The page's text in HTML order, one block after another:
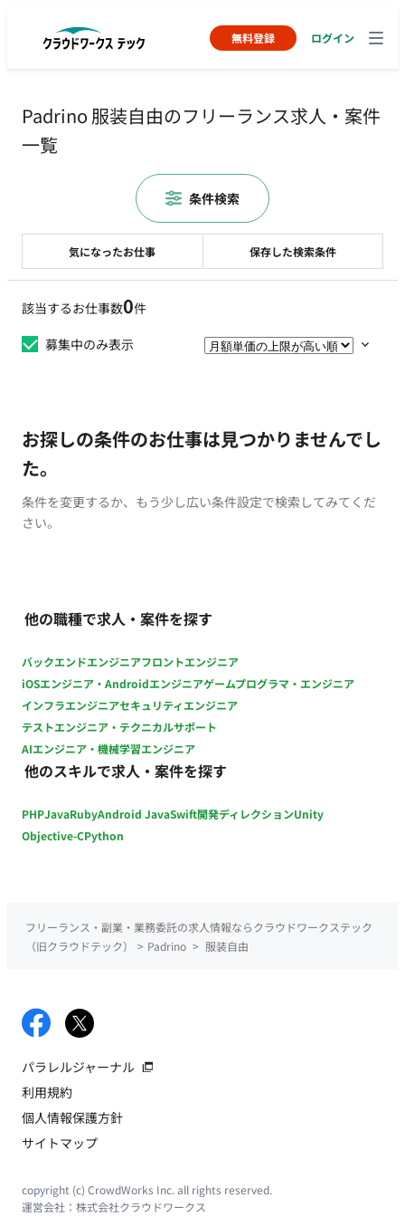
無料登録 ログイン
Padrino 服装自由のフリーランス求人・案件
一覧
該当するお仕事数0件
募集中のみ表示
お探しの条件のお仕事は見つかりませんでし
た。
条件を変更するか、もう少し広い条件設定で検索してみてくだ
さい。
他の職種で求人・案件を探す
バックエンドエンジニアフロントエンジニア
iOSエンジニア・Androidエンジニアゲームプログラマ・エンジニア
インフラエンジニアセキュリティエンジニア
テストエンジニア・テクニカルサポート
AIエンジニア・機械学習エンジニア
他のスキルで求人・案件を探す
PHPJavaRubyAndroid JavaSwift開発ディレクションUnity
Objective-CPython
気になったお仕事 保存した検索条件
条件検索
フリーランス・副業・業務委託の求人情報ならクラウドワークステック
（旧クラウドテック）
> Padrino > 服装自由
パラレルジャーナル
利用規約
個人情報保護方針
サイトマップ
copyright (c) CrowdWorks Inc. all rights reserved.
運営会社： 株式会社クラウドワークス